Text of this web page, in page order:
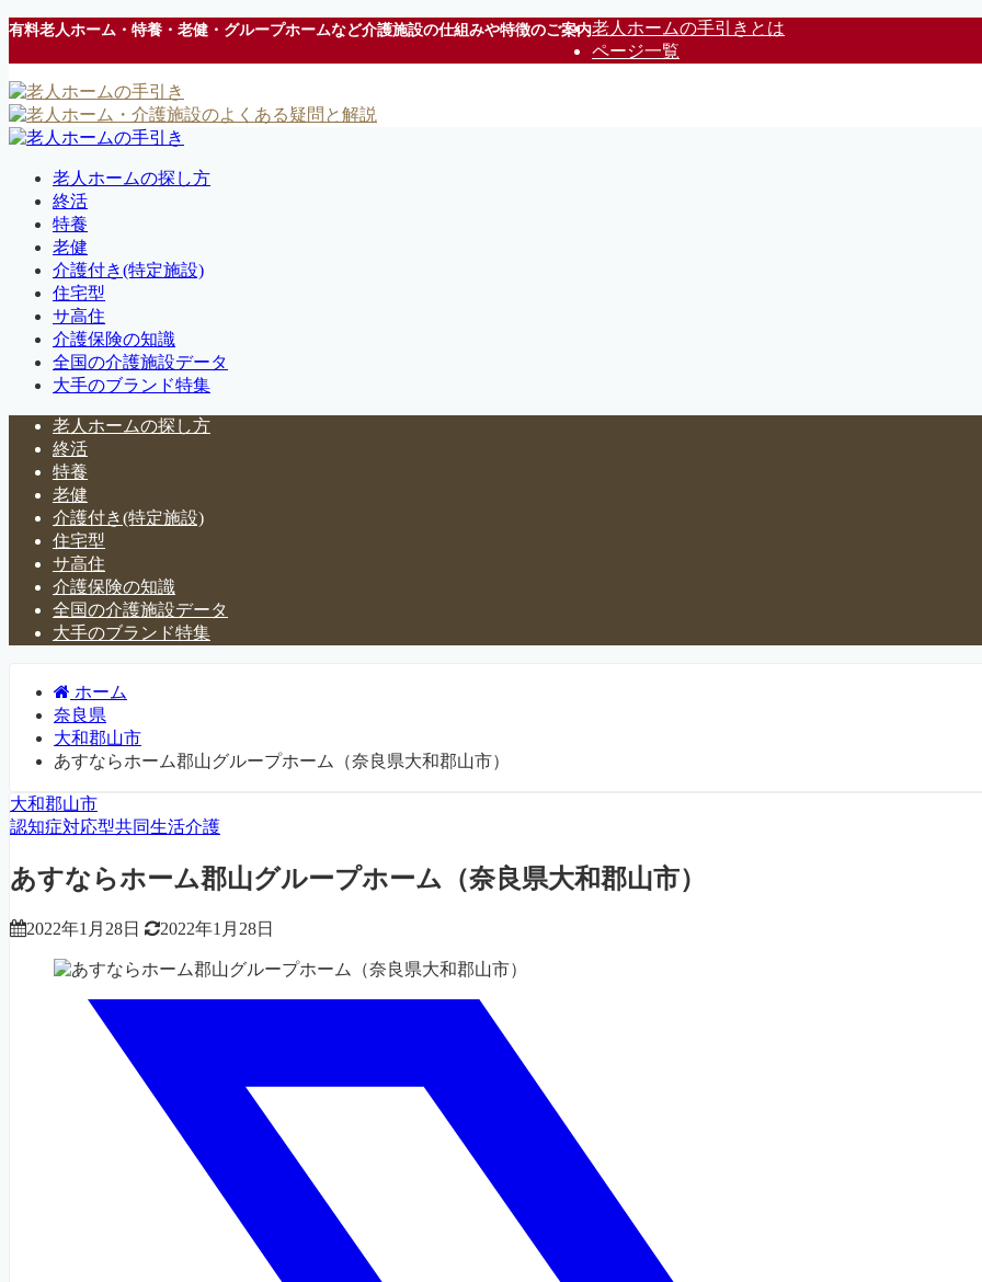
有料老人ホーム・特養・老健・グループホームなど介護施設の仕組みや特徴のご案内老人ホームの手引きとは
ページ一覧
老人ホームの探し方
終活
特養
老健
介護付き(特定施設)
住宅型
サ高住
介護保険の知識
全国の介護施設データ
大手のブランド特集
老人ホームの探し方
終活
特養
老健
介護付き(特定施設)
住宅型
サ高住
介護保険の知識
全国の介護施設データ
大手のブランド特集
ホーム
奈良県
大和郡山市
あすならホーム郡山グループホーム（奈良県大和郡山市）
大和郡山市
認知症対応型共同生活介護
あすならホーム郡山グループホーム（奈良県大和郡山市）
2022年1月28日 2022年1月28日